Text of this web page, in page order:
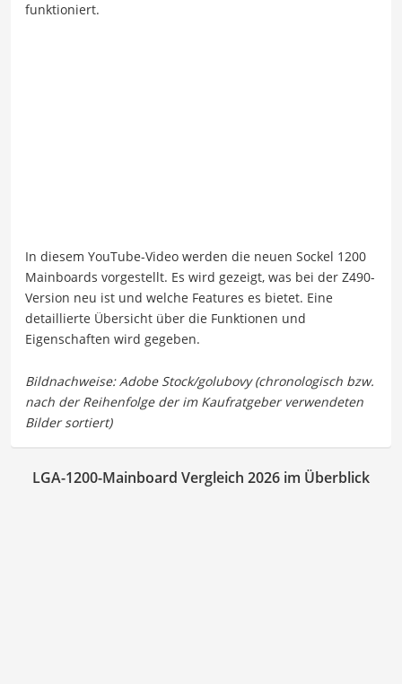
funktioniert.
In diesem YouTube-Video werden die neuen Sockel 1200
Mainboards vorgestellt. Es wird gezeigt, was bei der Z490-
Version neu ist und welche Features es bietet. Eine
detaillierte Übersicht über die Funktionen und
Eigenschaften wird gegeben.
LGA-1200-Mainboard Vergleich 2026 im Überblick